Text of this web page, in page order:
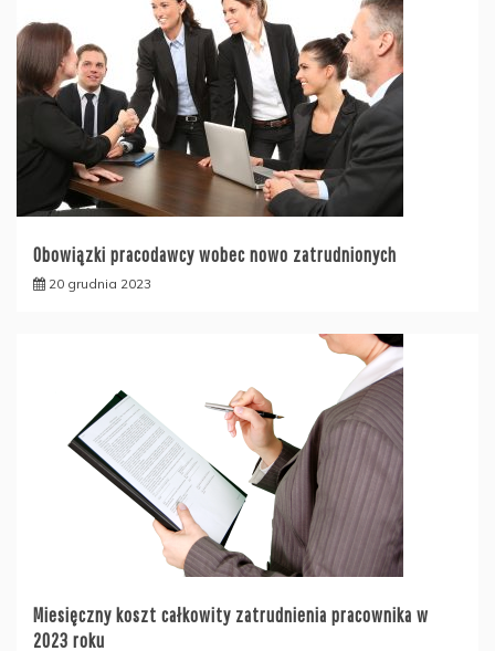
Obowiązki pracodawcy wobec nowo zatrudnionych
20 grudnia 2023
Miesięczny koszt całkowity zatrudnienia pracownika w
2023 roku